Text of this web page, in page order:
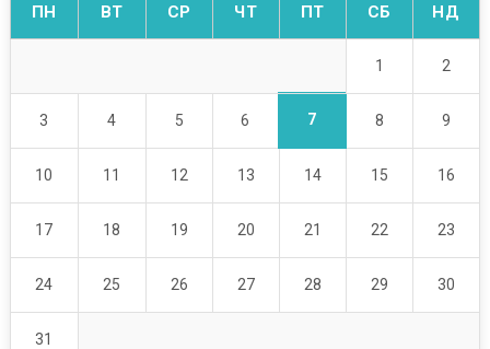
ПН ВТ СР ЧТ ПТ СБ НД
1 2
3 4 5 6 7 8 9
10 11 12 13 14 15 16
17 18 19 20 21 22 23
24 25 26 27 28 29 30
31